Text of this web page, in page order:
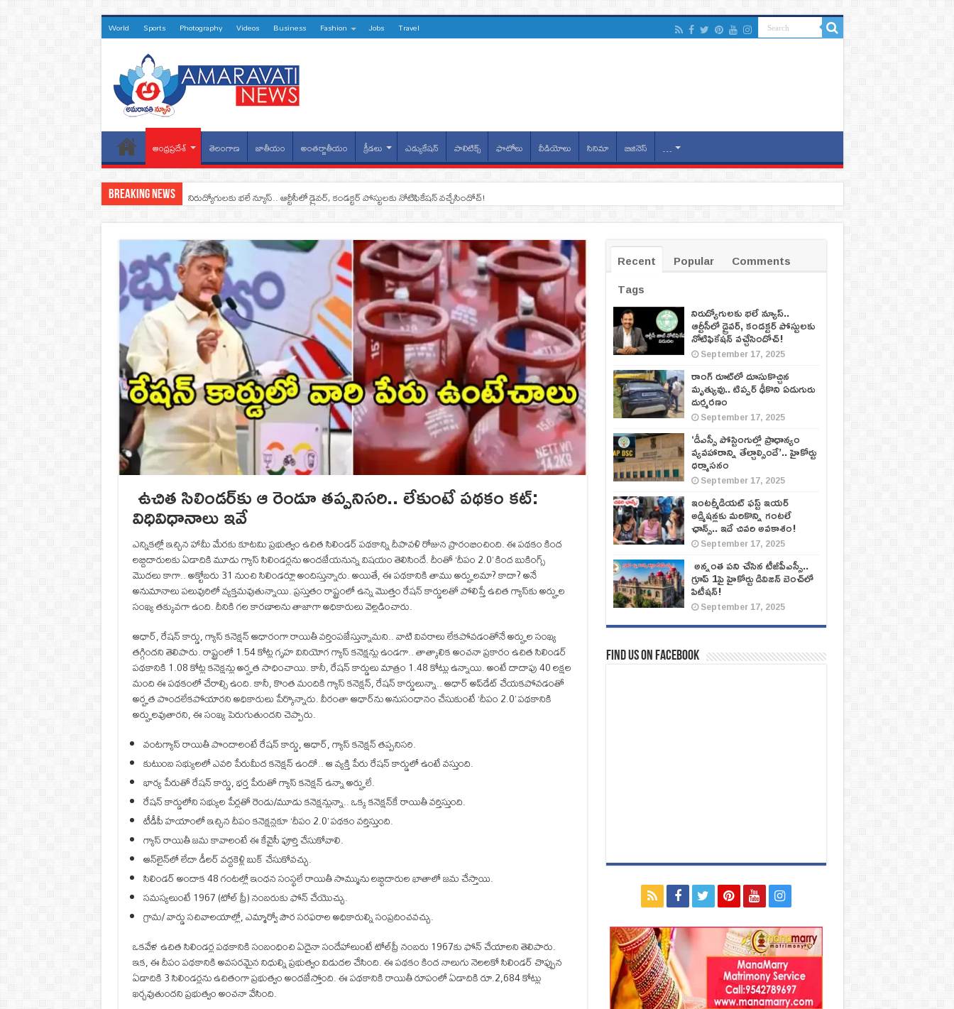
World Sports Photography Videos Business Fashion Jobs Travel
ఆంధ్రప్రదేశ్ తెలంగాణ జాతీయం అంతర్జాతీయం క్రీడలు ఎడ్యుకేషన్ పాలిటిక్స్ ఫొటోలు వీడియోలు సినిమా బిజినెస్ …
Breaking News నిరుద్యోగులకు భలే న్యూస్.. ఆర్టీసీలో డ్రైవర్, కండక్టర్‌ పోస్టులకు నోటిఫికేషన్‌ వచ్చేసిందోచ్‌!
ఉచిత సిలిండర్‌కు ఆ రెండూ తప్పనిసరి.. లేకుంటే పథకం కట్:
విధివిధానాలు ఇవే
ఎన్నికల్లో ఇచ్చిన హామీ మేరకు కూటమి ప్రభుత్వం ఉచిత సిలిండర్ పథకాన్ని దీపావళి రోజున ప్రారంభించింది. ఈ పథకం కింద
లబ్దిదారులకు ఏడాదికి మూడు గ్యాస్ సిలిండర్లను అందజేయనున్న విషయం తెలిసిందే. దీంతో ‘దీపం 2.0’ కింద బుకింగ్స్‌
మొదలు కాగా.. అక్టోబరు 31 నుంచి సిలిండర్లూ అందిస్తున్నారు. అయితే, ఈ పథకానికి తాము అర్హులమా? కాదా? అనే
అనుమానాలు పలువురిలో వ్యక్తమవుతున్నాయి. ప్రస్తుతం రాష్ట్రంలో ఉన్న మొత్తం రేషన్‌ కార్డులతో పోలిస్తే ఉచిత గ్యాస్‌కు అర్హుల
సంఖ్య తక్కువగా ఉంది. దీనికి గల కారణాలను తాజాగా అధికారులు వెల్లడించారు.
ఆధార్, రేషన్‌ కార్డు, గ్యాస్‌ కనెక్షన్‌ ఆధారంగా రాయితీ వర్తింపజేస్తున్నామని.. వాటి వివరాలు లేకపోవడంతోనే అర్హుల సంఖ్య
తగ్గిందని తెలిపారు. రాష్ట్రంలో 1.54 కోట్ల గృహ వినియోగ గ్యాస్‌ కనెక్షన్లు ఉండగా.. తాత్కాలిక అంచనా ప్రకారం ఉచిత సిలిండర్‌
పథకానికి 1.08 కోట్ల కనెక్షన్లు అర్హత సాధించాయి. కానీ, రేషన్‌ కార్డులు మాత్రం 1.48 కోట్లు ఉన్నాయి. అంటే దాదాపు 40 లక్షల
మంది ఈ పథకంలో చేరాల్సి ఉంది. కానీ, కొంత మందికి గ్యాస్‌ కనెక్షన్, రేషన్‌ కార్డులున్నా.. ఆధార్‌ అప్‌డేట్ చేయకపోవడంతో
అర్హత పొందలేకపోయారని అధికారులు పేర్కొన్నారు. వీరంతా ఆధార్‌‌ను అనుసంధానం చేసుకుంటే ‘దీపం 2.0’ పథకానికి
అర్హులవుతారని, ఈ సంఖ్య పెరుగుతుందని చెప్పారు.
వంటగ్యాస్‌ రాయితీ పొందాలంటే రేషన్‌ కార్డు, ఆధార్, గ్యాస్‌ కనెక్షన్‌ తప్పనిసరి.
కుటుంబ సభ్యులలో ఎవరి పేరుమీద కనెక్షన్‌ ఉందో.. ఆ వ్యక్తి పేరు రేషన్‌ కార్డులో ఉంటే వస్తుంది.
భార్య పేరుతో రేషన్‌ కార్డు, భర్త పేరుతో గ్యాస్‌ కనెక్షన్‌ ఉన్నా అర్హులే.
రేషన్‌ కార్డులోని సభ్యుల పేర్లతో రెండు/మూడు కనెక్షన్లున్నా.. ఒక్క కనెక్షన్‌కే రాయితీ వర్తిస్తుంది.
టీడీపీ హయాంలో ఇచ్చిన దీపం కనెక్షన్లకూ ‘దీపం 2.0’ పథకం వర్తిస్తుంది.
గ్యాస్‌ రాయితీ జమ కావాలంటే ఈ కేవైసీ పూర్తి చేసుకోవాలి.
ఆన్‌లైన్‌లో లేదా డీలర్‌ వద్దకెళ్లి బుక్‌ చేసుకోవచ్చు.
సిలిండర్‌ అందాక 48 గంటల్లో ఇంధన సంస్థలే రాయితీ సొమ్మును లబ్ధిదారుల ఖాతాలో జమ చేస్తాయి.
సమస్యలుంటే 1967 (టోల్‌ ఫ్రీ) నంబరుకు ఫోన్‌ చేయొచ్చు.
గ్రామ/ వార్డు సచివాలయాల్లో, ఎమ్మార్వో పౌర సరఫరాల అధికారుల్ని సంప్రదించవచ్చు.
ఒకవేళ ఉచిత సిలిండర్ల పథకానికి సంబంధించి ఏదైనా సందేహాలుంటే టోల్‌ఫ్రీ నంబరు 1967‌కు ఫోన్ చేయాలని తెలిపారు.
ఇక, ఈ దీపం పథకానికి అవసరమైన నిధుల్ని ప్రభుత్వం విడుదల చేసింది. ఈ పథకం కింద నాలుగు నెలలకో సిలిండర్‌ చొప్పున
ఏడాదికి 3 సిలిండర్లను ఉచితంగా ప్రభుత్వం అందజేస్తోంది. ఈ పథకానికి రాయితీ రూపంలో ఏడాదికి రూ.2,684 కోట్లు
ఖర్చవుతుందని ప్రభుత్వం అంచనా వేసింది.
Recent Popular
Comments
Tags
నిరుద్యోగులకు భలే న్యూస్..
ఆర్టీసీలో డ్రైవర్, కండక్టర్‌ పోస్టులకు
నోటిఫికేషన్‌ వచ్చేసిందోచ్‌!
September 17, 2025
రాంగ్ రూట్‌లో దూసుకొచ్చిన
మృత్యువు.. టిప్పర్ ఢీకొని ఏడుగురు
దుర్మరణం
September 17, 2025
‘డీఎస్సీ పోస్టింగుల్లో ప్రాధాన్యం
వ్యవహారాన్ని తేల్చాల్సిందే’.. హైకోర్టు
ధర్మాసనం
September 17, 2025
ఇంటర్మీడియట్ ఫస్ట్‌ ఇయర్‌
అడ్మిషన్లకు మరికొన్ని గంటలే
ఛాన్స్‌.. ఇదే చివరి అవకాశం!
September 17, 2025
అన్నంత పని చేసిన టీజీపీఎస్సీ..
గ్రూప్‌ 1పై హైకోర్టు డివిజన్‌ బెంచ్‌లో
పిటీషన్‌!
September 17, 2025
Find us on Facebook